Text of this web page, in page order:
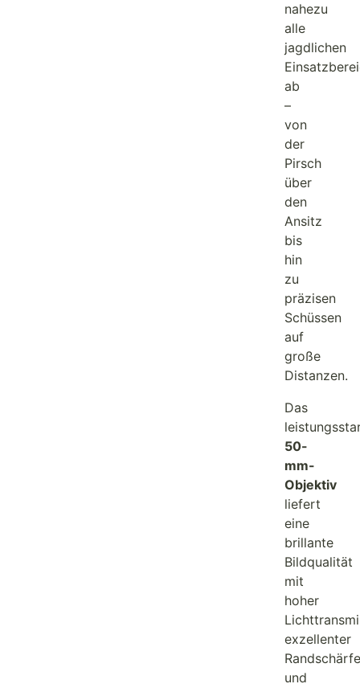
nahezu
alle
jagdlichen
ab
–
von
der
Pirsch
über
den
Ansitz
bis
hin
zu
präzisen
Schüssen
auf
große
Distanzen.
Das
50-
mm-
Objektiv
liefert
eine
brillante
Bildqualität
mit
hoher
exzellenter
Randschärfe
und